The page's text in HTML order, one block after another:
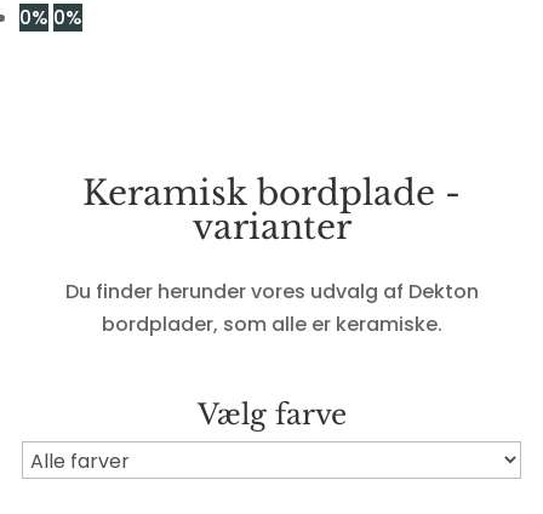
0% 0%
Keramisk bordplade -
varianter
Du finder herunder vores udvalg af Dekton
bordplader, som alle er keramiske.
Vælg farve